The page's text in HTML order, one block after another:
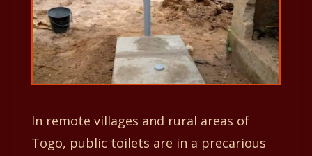
In remote villages and rural areas of
Togo, public toilets are in a precarious